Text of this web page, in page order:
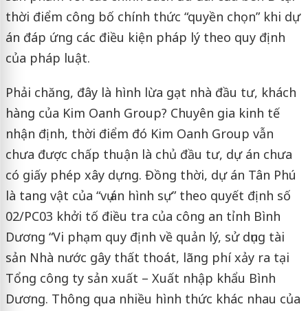
thời điểm công bố chính thức “quyền chọn” khi dự
án đáp ứng các điều kiện pháp lý theo quy định
của pháp luật.
Phải chăng, đây là hình lừa gạt nhà đầu tư, khách
hàng của Kim Oanh Group? Chuyên gia kinh tế
nhận định, thời điểm đó Kim Oanh Group vẫn
chưa được chấp thuận là chủ đầu tư, dự án chưa
có giấy phép xây dựng. Đồng thời, dự án Tân Phú
là tang vật của “vụ án hình sự” theo quyết định số
02/PC03 khởi tố điều tra của công an tỉnh Bình
Dương “Vi phạm quy định về quản lý, sử dụng tài
sản Nhà nước gây thất thoát, lãng phí xảy ra tại
Tổng công ty sản xuất – Xuất nhập khẩu Bình
Dương. Thông qua nhiều hình thức khác nhau của